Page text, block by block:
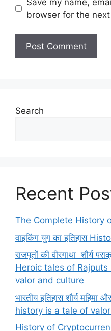
browser for the
Search
Recent
The Complete History
वाइकिंग युग का इतिहास
राजपूतों की वीरगाथा शौर्य
Heroic tales of
valor and culture
भारतीय इतिहास शौर्य महिमा
history is a tale of
History of